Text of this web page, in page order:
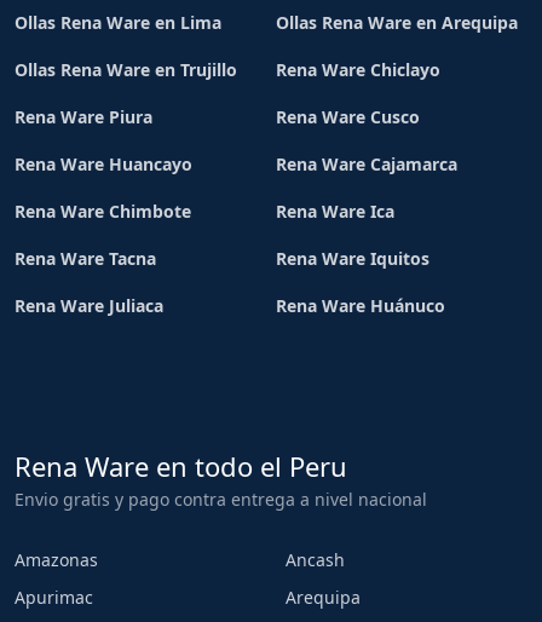
Ollas Rena Ware en Lima Ollas Rena Ware en Arequipa
Ollas Rena Ware en Trujillo Rena Ware Chiclayo
Rena Ware Piura Rena Ware Cusco
Rena Ware Huancayo Rena Ware Cajamarca
Rena Ware Chimbote Rena Ware Ica
Rena Ware Tacna Rena Ware Iquitos
Rena Ware Juliaca Rena Ware Huánuco
Rena Ware en todo el Peru
Envio gratis y pago contra entrega a nivel nacional
Amazonas
Ancash
Apurimac
Arequipa